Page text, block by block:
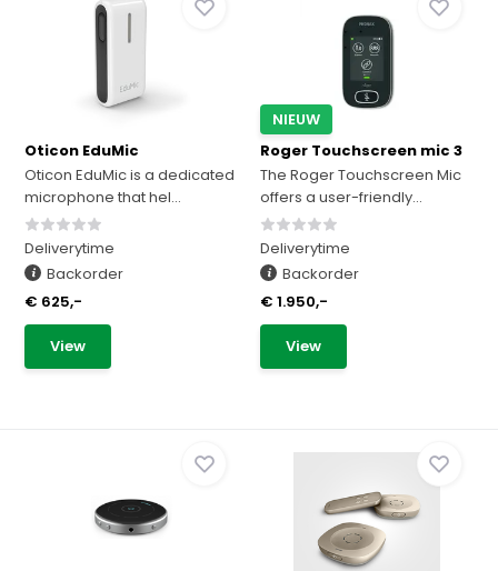
Oticon EduMic
Oticon EduMic is a dedicated
microphone that hel...
Deliverytime
Backorder
€ 625,-
View
NIEUW
Roger Touchscreen mic 3
The Roger Touchscreen Mic
offers a user-friendly...
Deliverytime
Backorder
€ 1.950,-
View